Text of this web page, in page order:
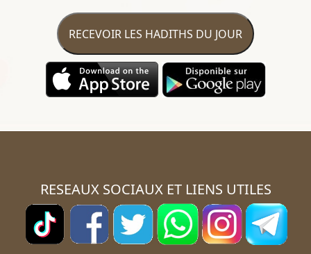
RECEVOIR LES HADITHS DU JOUR
RESEAUX SOCIAUX ET LIENS UTILES